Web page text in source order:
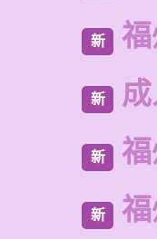
新
新
新
新